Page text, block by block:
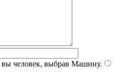
человек, выбрав Машину.